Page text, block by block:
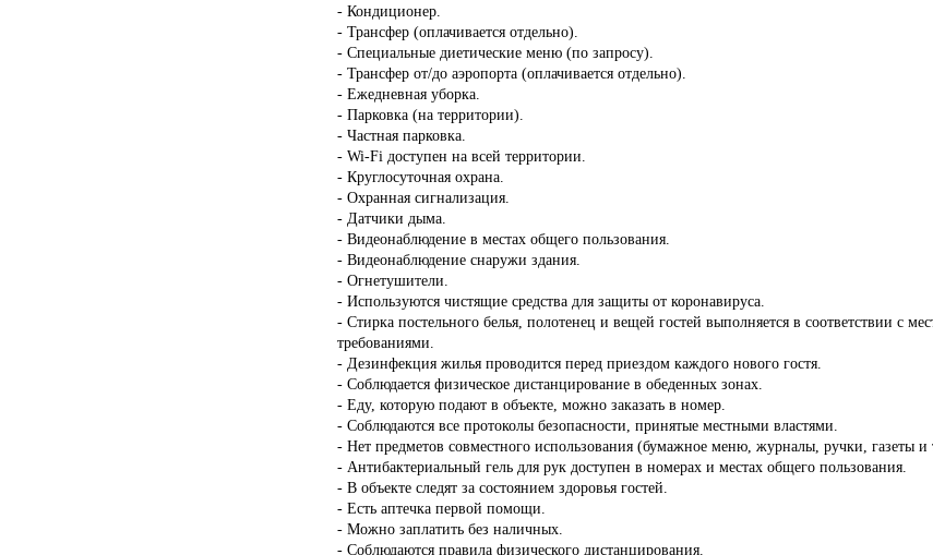
- Кондиционер.
- Трансфер (оплачивается отдельно).
- Специальные диетические меню (по запросу).
- Трансфер от/до аэропорта (оплачивается отдельно).
- Ежедневная уборка.
- Парковка (на территории).
- Частная парковка.
- Wi-Fi доступен на всей территории.
- Круглосуточная охрана.
- Охранная сигнализация.
- Датчики дыма.
- Видеонаблюдение в местах общего пользования.
- Видеонаблюдение снаружи здания.
- Огнетушители.
- Используются чистящие средства для защиты от коронавируса.
- Стирка постельного белья, полотенец и вещей гостей выполняется в соответствии с
требованиями.
- Дезинфекция жилья проводится перед приездом каждого нового гостя.
- Соблюдается физическое дистанцирование в обеденных зонах.
- Еду, которую подают в объекте, можно заказать в номер.
- Соблюдаются все протоколы безопасности, принятые местными властями.
- Нет предметов совместного использования (бумажное меню, журналы, ручки, газеты и
- Антибактериальный гель для рук доступен в номерах и местах общего пользования.
- В объекте следят за состоянием здоровья гостей.
- Есть аптечка первой помощи.
- Можно заплатить без наличных.
- Соблюдаются правила физического дистанцирования.